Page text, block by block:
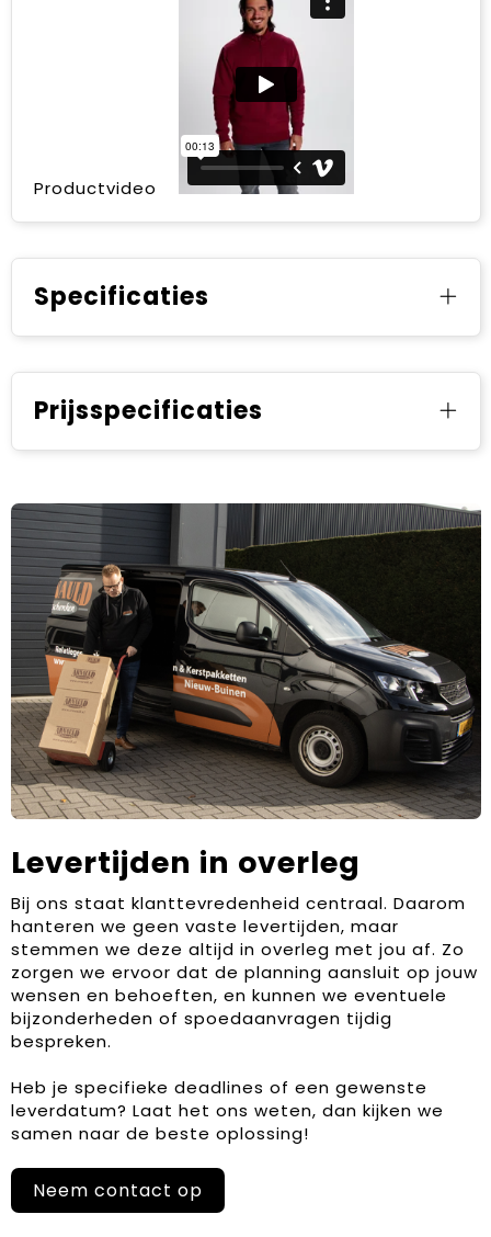
Productvideo
Specificaties
Prijsspecificaties
Levertijden in overleg
Bij ons staat klanttevredenheid centraal. Daarom
hanteren we geen vaste levertijden, maar
stemmen we deze altijd in overleg met jou af. Zo
zorgen we ervoor dat de planning aansluit op jouw
wensen en behoeften, en kunnen we eventuele
bijzonderheden of spoedaanvragen tijdig
bespreken.
Heb je specifieke deadlines of een gewenste
leverdatum? Laat het ons weten, dan kijken we
samen naar de beste oplossing!
Neem contact op